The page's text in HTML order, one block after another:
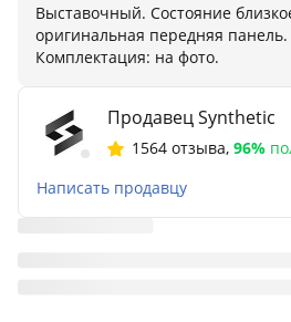
Выставочный. Состояние
оригинальная передняя панель.
Комплектация: на фото.
Продавец Synthetic
1564 отзыва, 96%
Написать продавцу